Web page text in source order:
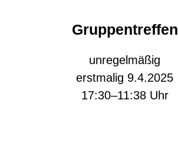
Gruppentreffen
unregelmäßig
erstmalig 9.4.2025
17:30–11:38 Uhr